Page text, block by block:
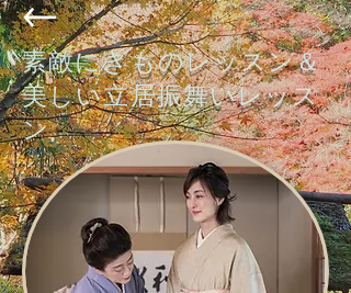
素敵にきものレッスン＆
美しい立居振舞いレッス
ン